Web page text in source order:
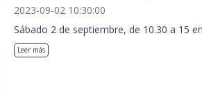
2023-09-02 10:30:00
Sábado 2 de septiembre, de 10.30 a 15
Leer más